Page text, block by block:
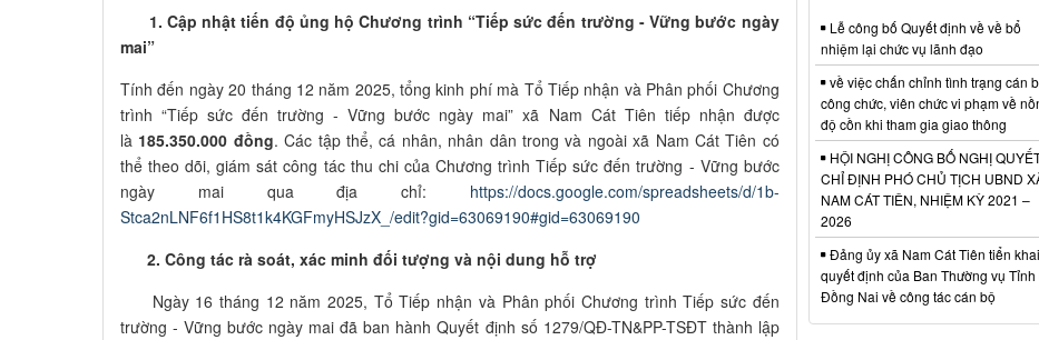
1. Cập nhật tiến độ ủng hộ Chương trình “Tiếp sức đến trường - Vững bước ngày
mai”
Tính đến ngày 20 tháng 12 năm 2025, tổng kinh phí mà Tổ Tiếp nhận và Phân phối Chương
trình “Tiếp sức đến trường - Vững bước ngày mai” xã Nam Cát Tiên tiếp nhận được
là 185.350.000 đồng. Các tập thể, cá nhân, nhân dân trong và ngoài xã Nam Cát Tiên có
thể theo dõi, giám sát công tác thu chi của Chương trình Tiếp sức đến trường - Vững bước
ngày mai qua địa chỉ: https://docs.google.com/spreadsheets/d/1b-
Stca2nLNF6f1HS8t1k4KGFmyHSJzX_/edit?gid=63069190#gid=63069190
2. Công tác rà soát, xác minh đối tượng và nội dung hỗ trợ
Ngày 16 tháng 12 năm 2025, Tổ Tiếp nhận và Phân phối Chương trình Tiếp sức đến
trường - Vững bước ngày mai đã ban hành Quyết định số 1279/QĐ-TN&PP-TSĐT thành lập
Lễ công bố Quyết định về về bổ
nhiệm lại chức vụ lãnh đạo
về việc chấn chỉnh tình trạng cán
công chức, viên chức vi phạm về
độ cồn khi tham gia giao thông
HỘI NGHỊ CÔNG BỐ NGHỊ
CHỈ ĐỊNH PHÓ CHỦ TỊCH UBND
NAM CÁT TIÊN, NHIỆM KỲ 2021 –
2026
Đảng ủy xã Nam Cát Tiên tiển khai
quyết định của Ban Thường vụ Tỉnh
Đồng Nai về công tác cán bộ